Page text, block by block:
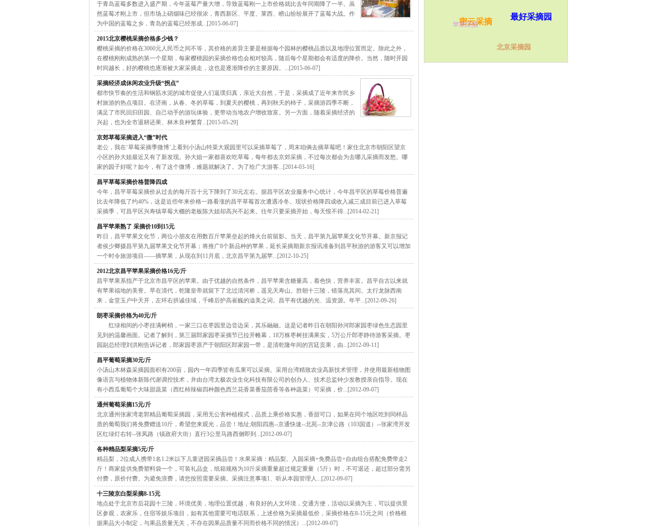
于青岛蓝莓多数进入盛产期，今年蓝莓产量大增，导致蓝莓刚一上市价格就比去年同期降了一半。虽
然蓝莓才刚上市，但市场上硝烟味已经很浓，青西新区、平度、莱西、崂山纷纷展开了蓝莓大战。作
为中国的蓝莓之乡，青岛的蓝莓已经形成...[2015-06-07]
2015北京樱桃采摘价格多少钱？
樱桃采摘的价格在3060元人民币之间不等，其价格的差异主要是根据每个园林的樱桃品质以及地理位置而定。除此之外，
在樱桃刚刚成熟的第一个星期，每家樱桃园的采摘价格也会相对较高，随后每个星期都会有适度的降价。当然，随时开园
时间越长，好的樱桃也逐渐被大家采摘走，这也是逐渐降价的主要原因。...[2015-06-07]
采摘经济成休闲农业升级“拐点”
都市快节奏的生活和钢筋水泥的城市促使人们返璞归真，亲近大自然，于是，采摘成了近年来市民乡
村旅游的热点项目。在济南，从春、冬的草莓，到夏天的樱桃，再到秋天的柿子，采摘游四季不断，
满足了市民回归田园、自己动手的游玩体验，更带动当地农户增收致富。另一方面，随着采摘经济的
兴起，也为全市退耕还果、林木良种繁育...[2015-05-29]
京郊草莓采摘进入“微”时代
老公，我在‘草莓采摘季微博’上看到小汤山特菜大观园里可以采摘草莓了，周末咱俩去摘草莓吧！家住北京市朝阳区望京
小区的孙大姐最近又有了新发现。孙大姐一家都喜欢吃草莓，每年都去京郊采摘，不过每次都会为去哪儿采摘而发愁。哪
家的园子好呢？如今，有了这个微博，难题就解决了。为了给广大游客...[2014-03-16]
昌平草莓采摘价格普降四成
今年，昌平草莓采摘价从过去的每斤百十元下降到了30元左右。据昌平区农业服务中心统计，今年昌平区的草莓价格普遍
比去年降低了约40%，这是近些年来价格一路看涨的昌平草莓首次遭遇冷冬。现状价格降四成收入减三成目前已进入草莓
采摘季，可昌平区兴寿镇草莓大棚的老板陈大姐却高兴不起来。往年只要采摘开始，每天恨不得...[2014-02-21]
昌平苹果熟了 采摘价10到15元
昨日，昌平苹果文化节，两位小朋友在用数百斤苹果垒起的烽火台前留影。当天，昌平第九届苹果文化节开幕。新京报记
者侯少卿摄昌平第九届苹果文化节开幕；将推广8个新品种的苹果，延长采摘期新京报讯准备到昌平秋游的游客又可以增加
一个时令旅游项目——摘苹果，从现在到11月底，北京昌平第九届苹...[2012-10-25]
2012北京昌平苹果采摘价格16元/斤
昌平苹果系指产于北京市昌平区的苹果。由于优越的自然条件，昌平苹果含糖量高，着色快，营养丰富。昌平自古以来就
有苹果福地的美誉。早在清代，乾隆皇帝就留下了北过清河桥，遥见天寿山。胜朝十三陵，错落兆其间。太行龙脉西南
来，金堂玉户中天开，左环右拱诚佳域，千峰后护高崔巍的溢美之词。昌平有优越的光、温资源。年平...[2012-09-26]
朗枣采摘价格为40元/斤
红绿相间的小枣挂满树梢，一家三口在枣园里边尝边采，其乐融融。这是记者昨日在朝阳孙河郎家园枣绿色生态园里
见到的温馨画面。记者了解到，第三届郎家园枣采摘节已拉开帷幕，18万株枣树挂满果实，5万公斤郎枣静待游客采摘。枣
园副总经理刘洪刚告诉记者，郎家园枣原产于朝阳区郎家园一带，是清乾隆年间的宫廷贡果，由...[2012-09-11]
昌平葡萄采摘30元/斤
小汤山木林森采摘园面积有200亩，园内一年四季皆有瓜果可以采摘。采用台湾精致农业高新技术管理，并使用最新植物图
像语言与植物体新陈代谢调控技术，并由台湾太极农业生化科技有限公司的创办人、技术总监钟少发教授亲自指导。现在
有小西瓜葡萄个大味甜蔬菜（西红柿辣椒四种颜色西兰花香菜番茄茴香等各种蔬菜）可采摘，价...[2012-09-07]
通州葡萄采摘15元/斤
北京通州张家湾老郭精品葡萄采摘园，采用无公害种植模式，品质上乘价格实惠，香甜可口，如果在同个地区吃到同样品
质的葡萄我们将免费赠送10斤，希望您来观光，品尝！地址;朝阳四惠--京通快速--北苑--京津公路（103国道）--张家湾开发
区红绿灯右转--张凤路（镇政府大街）直行3公里马路西侧即到...[2012-09-07]
各种精品梨采摘5元/斤
精品梨，2位成人携带1名1.2米以下儿童进园采摘品尝！水果采摘：精品梨。入园采摘+免费品尝+自由组合搭配免费带走2
斤！商家提供免费塑料袋一个，可装礼品盒，纸箱规格为10斤采摘重量超过规定重量（5斤）时，不可退还，超过部分需另
付费，原价付费。为避免浪费，请您按照需要采摘。采摘注意事项1、听从本园管理人...[2012-09-07]
十三陵京白梨采摘8-15元
地点处于北京市后花园十三陵，环境优美，地理位置优越，有良好的人文环境，交通方便，活动以采摘为主，可以提供景
区参观，农家乐，住宿等娱乐项目，如有其他需要可电话联系，上述价格为采摘最低价，采摘价格在8-15元之间（价格根
据果品大小制定，与果品质量无关，不存在因果品质量不同而价格不同的情况）...[2012-09-07]
密云采摘
苹果采摘
北京采摘园
最好采摘园